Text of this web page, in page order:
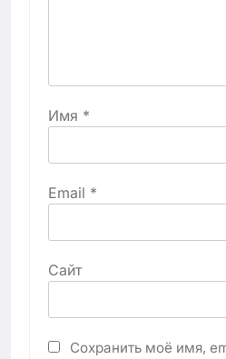
Имя *
Email *
Сайт
Сохранить моё имя,